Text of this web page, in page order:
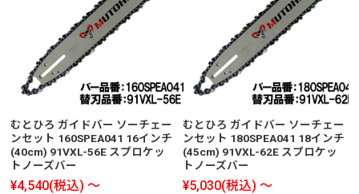
むとひろ ガイドバー ソーチェー
ンセット 160SPEA041 16インチ
(40cm) 91VXL-56E スプロケッ
トノーズバー
¥4,540(税込) ～
むとひろ ガイドバー ソーチェー
ンセット 180SPEA041 18インチ
(45cm) 91VXL-62E スプロケッ
トノーズバー
¥5,030(税込) ～